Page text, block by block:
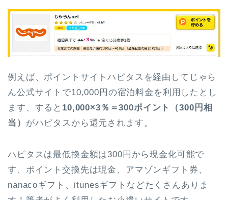
例えば、ポイントサイトハピタスを経由してじゃら
ん公式サイトで10,000円の宿泊料金を利用したとし
ます、すると 10,000×3％＝300ポイント（300円相
当 ） がハピタスから還元されます。
ハピタスは最低換金額は300円から現金化可能で
す、ポイント交換先は現金、アマゾンギフト券、
nanacoギフト、itunesギフトなどたくさんありま